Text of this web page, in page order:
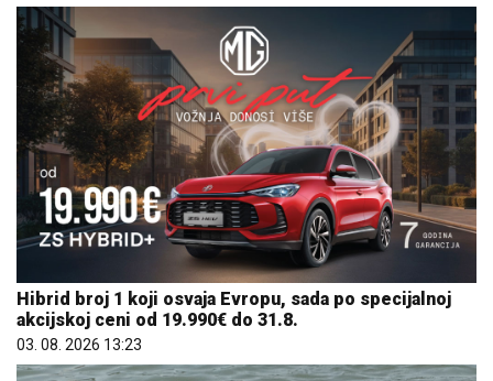
Hibrid broj 1 koji osvaja Evropu, sada po specijalnoj
akcijskoj ceni od 19.990€ do 31.8.
03. 08. 2026 13:23